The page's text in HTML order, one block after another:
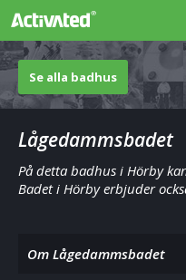
Se alla badhus
Lågedammsbadet
På detta badhus i Hörby
Badet i Hörby erbjuder
Om Lågedammsbadet